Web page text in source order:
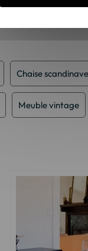
Chaise scandinave
Meuble vintage